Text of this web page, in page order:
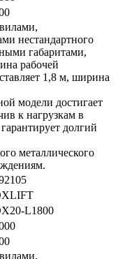
нестандартного
габаритами,
рабочей
1,8 м, ширина
модели достигает
к нагрузкам в
долгий
металлического
L1800